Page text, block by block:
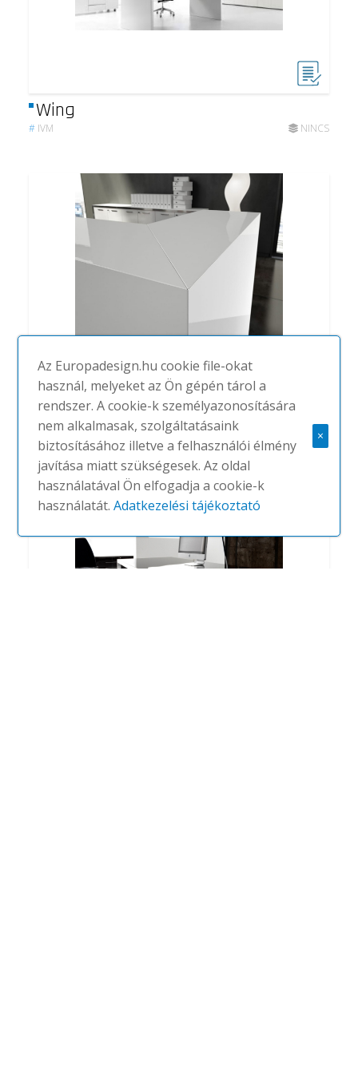
Wing
# IVM NINCS
Salve
Az Europadesign.hu cookie file-okat
használ, melyeket az Ön gépén tárol a
rendszer. A cookie-k személyazonosítására
nem alkalmasak, szolgáltatásaink
biztosításához illetve a felhasználói élmény
javítása miatt szükségesek. Az oldal
használatával Ön elfogadja a cookie-k
használatát.Adatkezelési tájékoztató
×